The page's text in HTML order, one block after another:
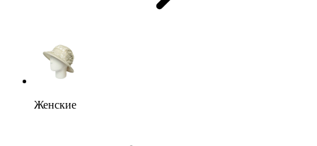
Женские